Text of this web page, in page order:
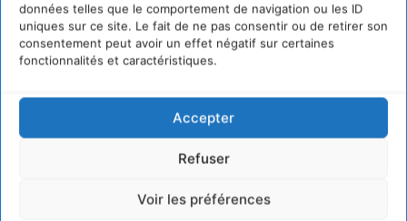
données telles que le comportement de navigation ou les ID
uniques sur ce site. Le fait de ne pas consentir ou de retirer son
consentement peut avoir un effet négatif sur certaines
fonctionnalités et caractéristiques.
Accepter
Refuser
Voir les préférences
Plus largement, les valeurs françaises, surtout celles qui
n’ont pas encore révélé leur potentiel de croissance, sont
pénalisées par la faible appétence des Français pour
pour des placements « sûrs », peu compatibles avec le
risque inhérent à l’innovation. Toute une culture, donc,
l’élan donné par l’investissement public…